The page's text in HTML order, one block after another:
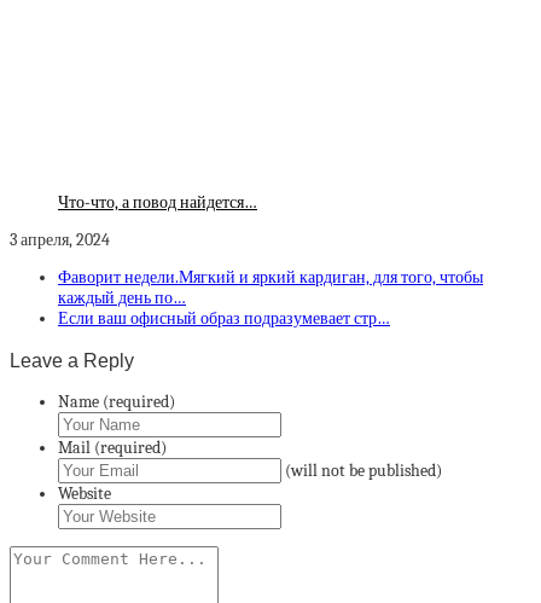
Что-что, а повод найдется…
3 апреля, 2024
Фаворит недели.Мягкий и яркий кардиган, для того, чтобы
каждый день по…
Если ваш офисный образ подразумевает стр…
Leave a Reply
Name (required)
Mail (required)
(will not be published)
Website